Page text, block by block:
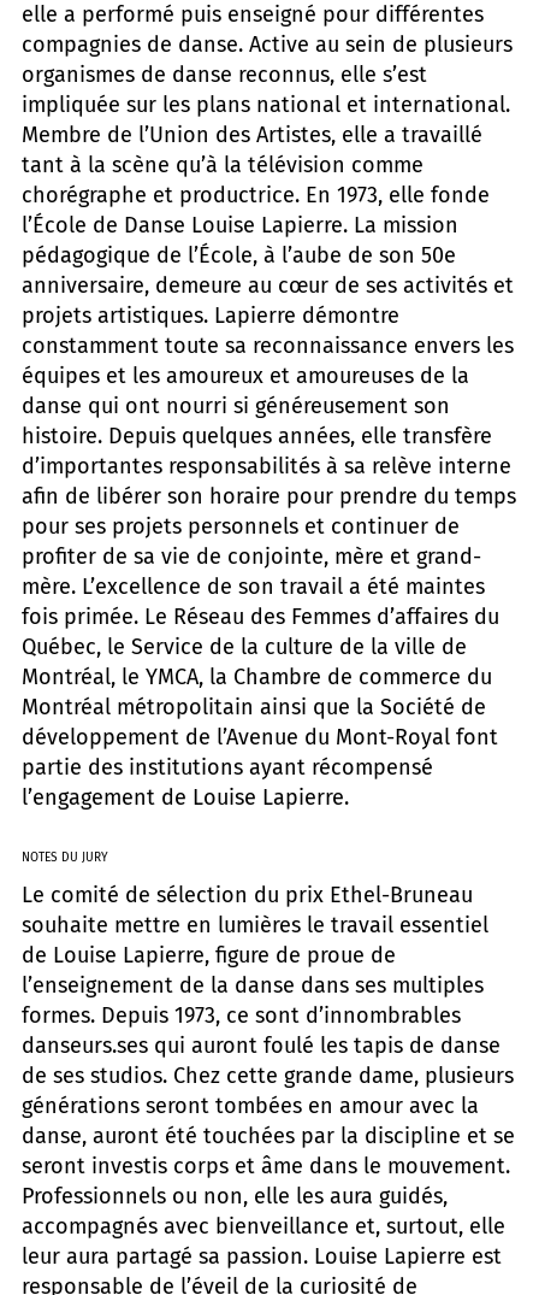
elle a performé puis enseigné pour différentes
compagnies de danse. Active au sein de plusieurs
organismes de danse reconnus, elle s’est
impliquée sur les plans national et international.
Membre de l’Union des Artistes, elle a travaillé
tant à la scène qu’à la télévision comme
chorégraphe et productrice. En 1973, elle fonde
l’École de Danse Louise Lapierre. La mission
pédagogique de l’École, à l’aube de son 50e
anniversaire, demeure au cœur de ses activités et
projets artistiques. Lapierre démontre
constamment toute sa reconnaissance envers les
équipes et les amoureux et amoureuses de la
danse qui ont nourri si généreusement son
histoire. Depuis quelques années, elle transfère
d’importantes responsabilités à sa relève interne
afin de libérer son horaire pour prendre du temps
pour ses projets personnels et continuer de
profiter de sa vie de conjointe, mère et grand-
mère. L’excellence de son travail a été maintes
fois primée. Le Réseau des Femmes d’affaires du
Québec, le Service de la culture de la ville de
Montréal, le YMCA, la Chambre de commerce du
Montréal métropolitain ainsi que la Société de
développement de l’Avenue du Mont-Royal font
partie des institutions ayant récompensé
l’engagement de Louise Lapierre.
NOTES DU JURY
Le comité de sélection du prix Ethel-Bruneau
souhaite mettre en lumières le travail essentiel
de Louise Lapierre, figure de proue de
l’enseignement de la danse dans ses multiples
formes. Depuis 1973, ce sont d’innombrables
danseurs.ses qui auront foulé les tapis de danse
de ses studios. Chez cette grande dame, plusieurs
générations seront tombées en amour avec la
danse, auront été touchées par la discipline et se
seront investis corps et âme dans le mouvement.
Professionnels ou non, elle les aura guidés,
accompagnés avec bienveillance et, surtout, elle
leur aura partagé sa passion. Louise Lapierre est
responsable de l’éveil de la curiosité de